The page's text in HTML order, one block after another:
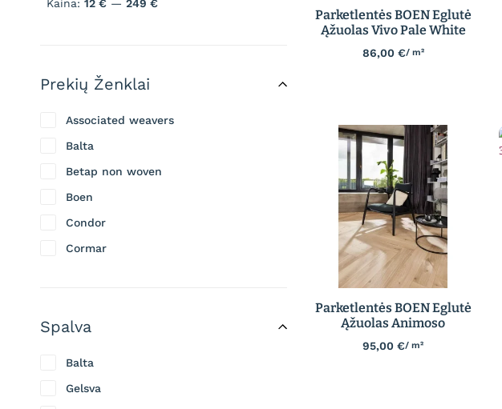
Parketlentės BOEN Eglutė
Ąžuolas Vivo Pale White
86,00 €/ m²
Parketlentės BOEN Eglutė
Ąžuolas Animoso
95,00€/ m²
Kaina: 12 € — 249 €
Prekių Ženklai
Associated weavers
Balta
Betap non woven
Boen
Condor
Cormar
Floorart
Spalva
Balta
Gelsva